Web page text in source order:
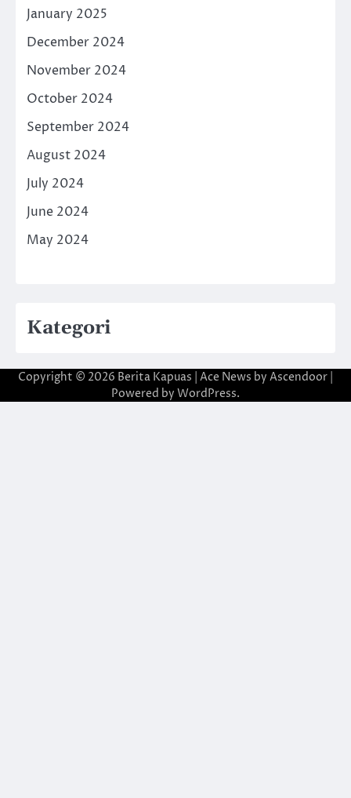
January 2025
December 2024
November 2024
October 2024
September 2024
August 2024
July 2024
June 2024
May 2024
Kategori
Copyright © 2026 Berita Kapuas | Ace News by Ascendoor
Powered by WordPress.